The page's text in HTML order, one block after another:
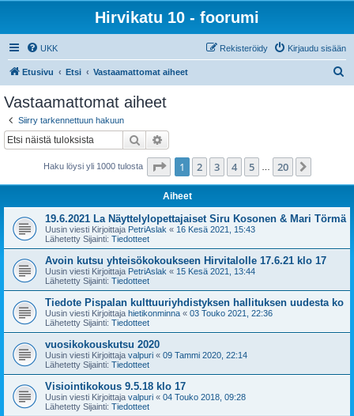
Hirvikatu 10 - foorumi
UKK Kirjaudu sisään
Rekisteröidy
Etusivu Etsi Vastaamattomat aiheet
Vastaamattomat aiheet
Siirry tarkennettuun hakuun
Etsi
Haku löysi yli 1000 tulosta Sivu /20
1 2 3 4 5 20
Aiheet
19.6.2021 La Näyttelylopettajaiset Siru Kosonen & Mari Törmä
Uusin viesti Kirjoittaja PetriAslak « 16 Kesä 2021, 15:43
Lähetetty Sijainti: Tiedotteet
Avoin kutsu yhteisökokoukseen Hirvitalolle 17.6.21 klo 17
Uusin viesti Kirjoittaja PetriAslak « 15 Kesä 2021, 13:44
Lähetetty Sijainti: Tiedotteet
Tiedote Pispalan kulttuuriyhdistyksen hallituksen uudesta ko
Uusin viesti Kirjoittaja hietikonminna « 03 Touko 2021, 22:36
Lähetetty Sijainti: Tiedotteet
vuosikokouskutsu 2020
Uusin viesti Kirjoittaja valpuri « 09 Tammi 2020, 22:14
Lähetetty Sijainti: Tiedotteet
Visiointikokous 9.5.18 klo 17
Uusin viesti Kirjoittaja valpuri « 04 Touko 2018, 09:28
Lähetetty Sijainti: Tiedotteet